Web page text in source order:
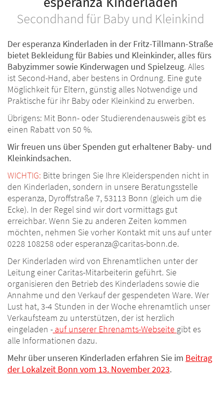
Secondhand für Baby und Kleinkind
Der esperanza Kinderladen in der Fritz-Tillmann-Straße
bietet Bekleidung für Babies und Kleinkinder, alles fürs
Babyzimmer sowie Kinderwagen und Spielzeug. Alles
ist Second-Hand, aber bestens in Ordnung. Eine gute
Möglichkeit für Eltern, günstig alles Notwendige und
Praktische für ihr Baby oder Kleinkind zu erwerben.
Übrigens: Mit Bonn- oder Studierendenausweis gibt es
einen Rabatt von 50 %.
Wir freuen uns über Spenden gut erhaltener Baby- und
Kleinkindsachen.
WICHTIG: Bitte bringen Sie Ihre Kleiderspenden nicht in
den Kinderladen, sondern in unsere Beratungsstelle
esperanza, Dyroffstraße 7, 53113 Bonn (gleich um die
Ecke). In der Regel sind wir dort vormittags gut
erreichbar. Wenn Sie zu anderen Zeiten kommen
möchten, nehmen Sie vorher Kontakt mit uns auf unter
0228 108258 oder esperanza@caritas-bonn.de.
Der Kinderladen wird von Ehrenamtlichen unter der
Leitung einer Caritas-Mitarbeiterin geführt. Sie
organisieren den Betrieb des Kinderladens sowie die
Annahme und den Verkauf der gespendeten Ware. Wer
Lust hat, 3-4 Stunden in der Woche ehrenamtlich unser
Verkaufsteam zu unterstützen, der ist herzlich
eingeladen - auf unserer Ehrenamts-Webseite gibt es
alle Informationen dazu.
Mehr über unseren Kinderladen erfahren Sie im Beitrag
der Lokalzeit Bonn vom 13. November 2023.